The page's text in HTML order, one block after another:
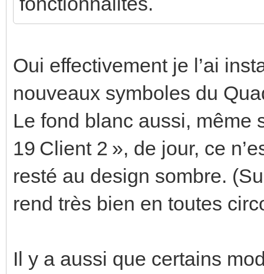
Oui effectivement je l’ai
nouveaux symboles du
Le fond blanc aussi, même
19 Client 2 », de jour, ce
resté au design sombre.
rend très bien en toutes
Il y a aussi que certains